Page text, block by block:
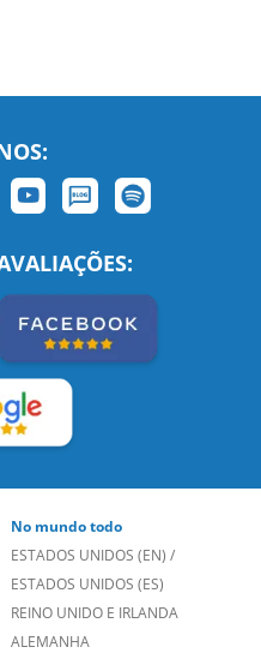
No mundo todo
ESTADOS UNIDOS (EN) /
ESTADOS UNIDOS (ES)
REINO UNIDO E IRLANDA
ALEMANHA